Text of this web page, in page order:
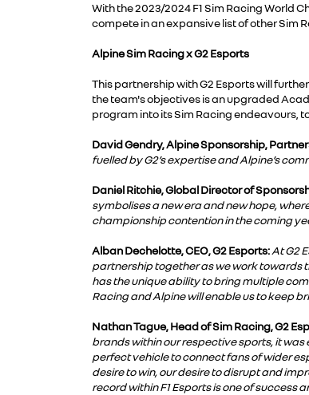
With the 2023/2024 F1 Sim Racing World
compete in an expansive list of other Sim
Alpine Sim Racing x G2 Esports
This partnership with G2 Esports will
the team's objectives is an upgraded
program into its Sim Racing endeavours,
David Gendry, Alpine Sponsorship,
fuelled by G2’s expertise and Alpine’s
Daniel Ritchie, Global Director of
symbolises a new era and new hope,
championship contention in the coming
Alban Dechelotte, CEO, G2 Esports:At G2
partnership together as we work towards
has the unique ability to bring multiple
Racing and Alpine will enable us to keep
Nathan Tague, Head of Sim Racing, G2
brands within our respective sports, it
perfect vehicle to connect fans of wider
desire to win, our desire to disrupt and
record within F1 Esports is one of